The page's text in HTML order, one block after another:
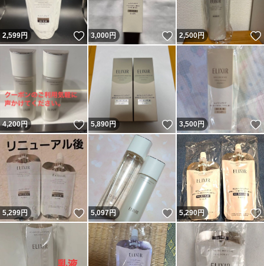
2,599円 いいね！
3,000円 いいね！
2,500円
4,200円 いいね！
5,890円 いいね！
3,500円
5,299円 いいね！
5,097円 いいね！
5,290円